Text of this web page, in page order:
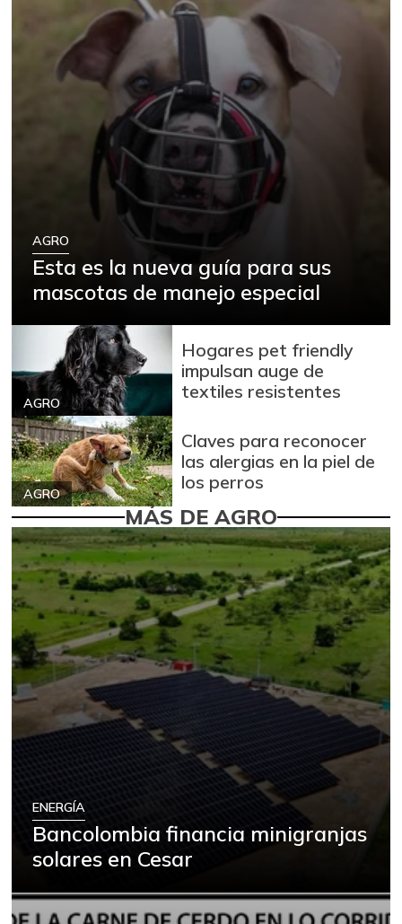
AGRO
Esta es la nueva guía para sus
mascotas de manejo especial
AGRO
Hogares pet friendly
impulsan auge de
textiles resistentes
AGRO
Claves para reconocer
las alergias en la piel de
los perros
MÁS DE AGRO
ENERGÍA
Bancolombia financia minigranjas
solares en Cesar